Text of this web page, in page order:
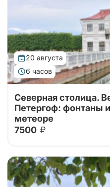
20 августа
6 часов
Петербурга в Петергоф
Поющие фонтаны с
Императорский Дворец,
Северная столица.
Петергоф: фонтаны
метеоре
7500